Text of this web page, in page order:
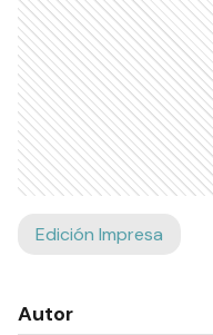
Edición Impresa
Autor